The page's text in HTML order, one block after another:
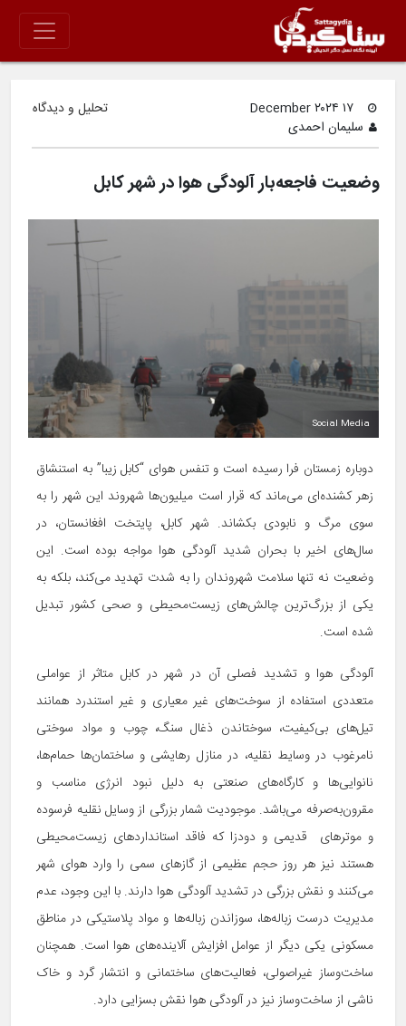
۱۷ December ۲۰۲۴
سلیمان احمدی
تحلیل و دیدگاه
وضعیت فاجعه‌بار آلودگی هوا در شهر کابل
Social Media
دوباره زمستان فرا رسیده است و تنفس هوای “کابل زیبا” به استنشاق
زهر کشنده‌ای می‌ماند که قرار است میلیون‌ها شهروند این شهر را به
سوی مرگ و نابودی بکشاند. شهر کابل، پایتخت افغانستان، در
سال‌های اخیر با بحران شدید آلودگی هوا مواجه بوده است. این
وضعیت نه تنها سلامت شهروندان را به شدت تهدید می‌کند، بلکه به
یکی از بزرگ‌ترین چالش‌های زیست‌محیطی و صحی کشور تبدیل
شده است.
آلودگی هوا و تشدید فصلی آن در شهر در کابل متاثر از عواملی
متعددی استفاده از سوخت‌های غیر معیاری و غیر استندرد همانند
تیل‌های بی‌کیفیت، سوختاندن ذغال سنگ، چوب و مواد سوختی
نامرغوب در وسایط نقلیه، در منازل رهایشی و ساختمان‌ها حمام‌ها،
نانوایی‌ها و کارگاه‌های صنعتی به دلیل نبود انرژی مناسب و
مقرون‌به‌صرفه می‌باشد. موجودیت شمار بزرگی از وسایل نقلیه فرسوده
و موترهای قدیمی و دودزا که فاقد استانداردهای زیست‌محیطی
هستند نیز هر روز حجم عظیمی از گازهای سمی را وارد هوای شهر
می‌کنند و نقش بزرگی در تشدید آلودگی هوا دارند. با این وجود، عدم
مدیریت درست زباله‌ها، سوزاندن زباله‌ها و مواد پلاستیکی در مناطق
مسکونی یکی دیگر از عوامل افزایش آلاینده‌های هوا است. همچنان
ساخت‌وساز غیراصولی، فعالیت‌های ساختمانی و انتشار گرد و خاک
ناشی از ساخت‌وساز نیز در آلودگی هوا نقش بسزایی دارد.